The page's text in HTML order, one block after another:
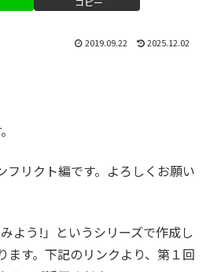
2019.09.22 2025.12.02
リクト編です。よろしくお願い
よう!」というシリーズで作成し
ます。下記のリンクより、第１回